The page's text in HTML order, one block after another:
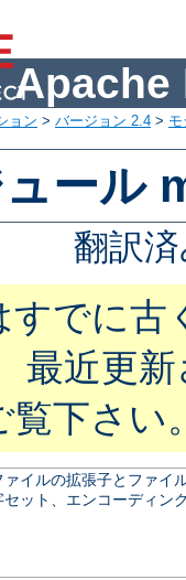
Apache
ョン > バージョン 2.4 >
ール
翻訳
すでに古
最近更
覧下さい
ァイルの拡張子とファ
セット、エンコーディン